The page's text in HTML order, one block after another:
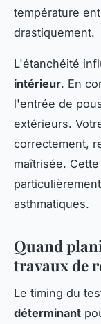
température
drastiquement.
L'étanchéité
intérieur. En
l'entrée de
extérieurs.
correctement,
maîtrisée.
asthmatiques.
Quand
travaux de
Le timing du
déterminant